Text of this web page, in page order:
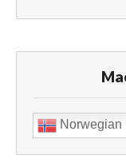
Norwegian